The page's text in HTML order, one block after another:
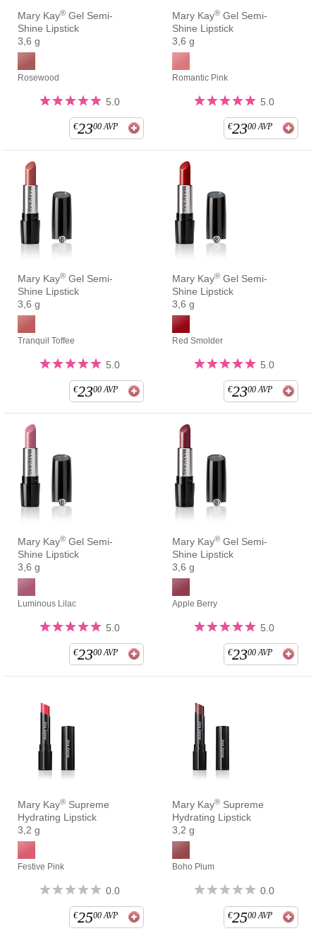
Mary Kay® Gel Semi-
Shine Lipstick
3,6 g
Rosewood
5.0
€2300 AVP
Mary Kay® Gel Semi-
Shine Lipstick
3,6 g
Romantic Pink
5.0
€2300 AVP
Mary Kay® Gel Semi-
Shine Lipstick
3,6 g
Tranquil Toffee
5.0
€2300 AVP
Mary Kay® Gel Semi-
Shine Lipstick
3,6 g
Red Smolder
5.0
€2300 AVP
Mary Kay® Gel Semi-
Shine Lipstick
3,6 g
Luminous Lilac
5.0
€2300 AVP
Mary Kay® Gel Semi-
Shine Lipstick
3,6 g
Apple Berry
5.0
€2300 AVP
Mary Kay® Supreme
Hydrating Lipstick
3,2 g
Festive Pink
0.0
€2500 AVP
Mary Kay® Supreme
Hydrating Lipstick
3,2 g
Boho Plum
0.0
€2500 AVP